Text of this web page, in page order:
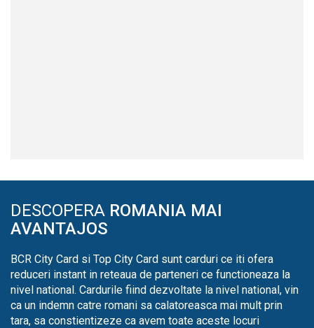
DESCOPERA ROMANIA MAI
AVANTAJOS
BCR City Card si Top City Card sunt carduri ce iti ofera
reduceri instant in reteaua de parteneri ce functioneaza la
nivel national. Cardurile fiind dezvoltate la nivel national, vin
ca un indemn catre romani sa calatoreasca mai mult prin
tara, sa constientizeze ca avem toate aceste locuri